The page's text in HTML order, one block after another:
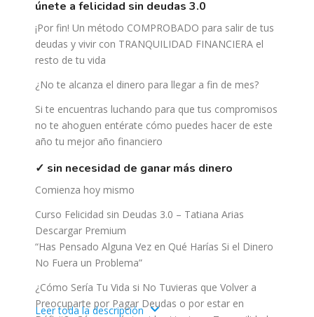
únete a felicidad sin deudas 3.0
¡Por fin! Un método COMPROBADO para salir de tus
deudas y vivir con TRANQUILIDAD FINANCIERA el
resto de tu vida
¿No te alcanza el dinero para llegar a fin de mes?
Si te encuentras luchando para que tus compromisos
no te ahoguen entérate cómo puedes hacer de este
año tu mejor año financiero
✓ sin necesidad de ganar más dinero
Comienza hoy mismo
Curso Felicidad sin Deudas 3.0 – Tatiana Arias
Descargar Premium
“Has Pensado Alguna Vez en Qué Harías Si el Dinero
No Fuera un Problema”
¿Cómo Sería Tu Vida si No Tuvieras que Volver a
Preocuparte por Pagar Deudas o por estar en
Leer toda la descripción